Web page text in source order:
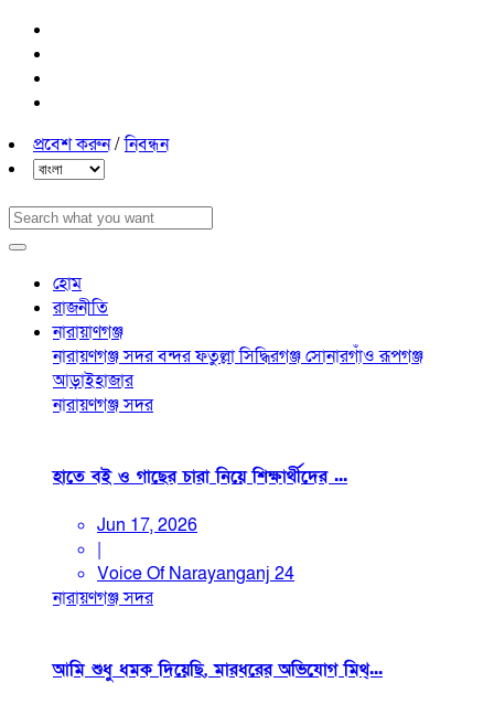
প্রবেশ করুন/নিবন্ধন
হোম
রাজনীতি
নারায়াণগঞ্জ
নারায়ণগঞ্জ সদরবন্দরফতুল্লাসিদ্ধিরগঞ্জসোনারগাঁওরূপগঞ্জ
আড়াইহাজার
নারায়ণগঞ্জ সদর
হাতে বই ও গাছের চারা নিয়ে শিক্ষার্থীদের ...
Jun 17, 2026
|
Voice Of Narayanganj 24
নারায়ণগঞ্জ সদর
আমি শুধু ধমক দিয়েছি, মারধরের অভিযোগ মিথ্...